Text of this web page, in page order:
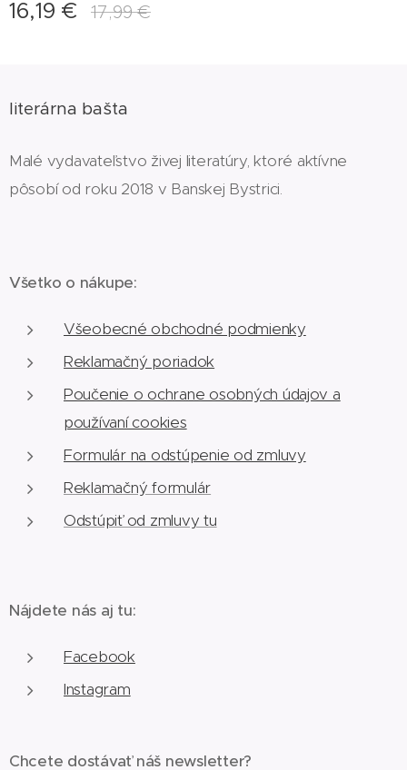
16,19 € 17,99€
literárna bašta
Malé vydavateľstvo živej literatúry, ktoré aktívne
pôsobí od roku 2018 v Banskej Bystrici.
Všetko o nákupe:
Všeobecné obchodné podmienky
Reklamačný poriadok
Poučenie o ochrane osobných údajov a
používaní cookies
Formulár na odstúpenie od zmluvy
Reklamačný formulár
Odstúpiť od zmluvy tu
Nájdete nás aj tu:
Facebook
Instagram
Chcete dostávať náš newsletter?